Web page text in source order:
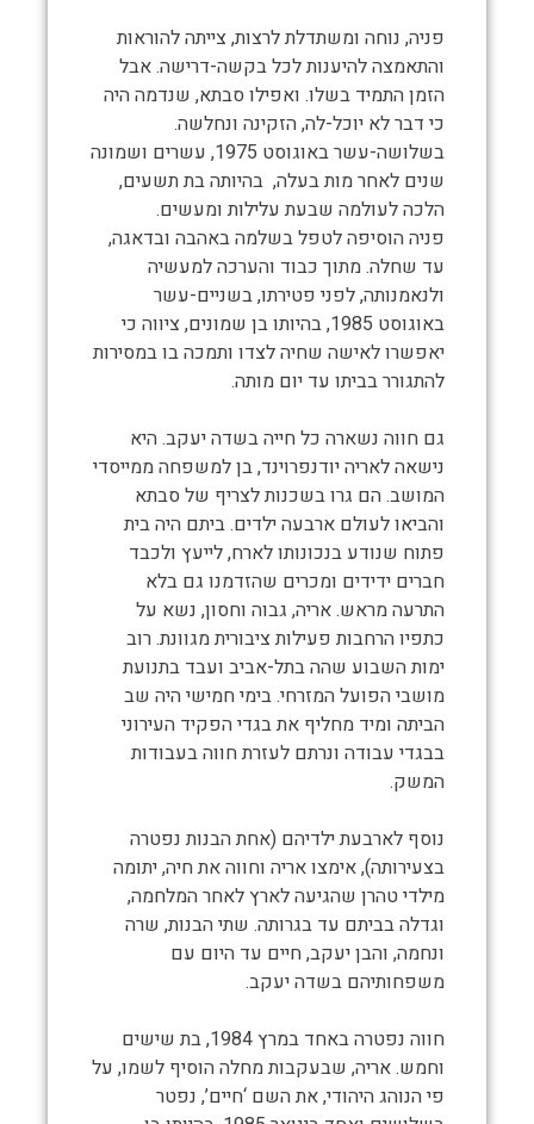
פניה, נוחה ומשתדלת לרצות, צייתה להוראות
והתאמצה להיענות לכל בקשה-דרישה. אבל
הזמן התמיד בשלו. ואפילו סבתא, שנדמה היה
כי דבר לא יוכל-לה, הזקינה ונחלשה.
בשלושה-עשר באוגוסט 1975, עשרים ושמונה
שנים לאחר מות בעלה, בהיותה בת תשעים,
הלכה לעולמה שבעת עלילות ומעשים.
פניה הוסיפה לטפל בשלמה באהבה ובדאגה,
עד שחלה. מתוך כבוד והערכה למעשיה
ולנאמנותה, לפני פטירתו, בשניים-עשר
באוגוסט 1985, בהיותו בן שמונים, ציווה כי
יאפשרו לאישה שחיה לצדו ותמכה בו במסירות
להתגורר בביתו עד יום מותה.
גם חווה נשארה כל חייה בשדה יעקב. היא
נישאה לאריה יודנפרוינד, בן למשפחה ממייסדי
המושב. הם גרו בשכנות לצריף של סבתא
והביאו לעולם ארבעה ילדים. ביתם היה בית
פתוח שנודע בנכונותו לארח, לייעץ ולכבד
חברים ידידים ומכרים שהזדמנו גם בלא
התרעה מראש. אריה, גבוה וחסון, נשא על
כתפיו הרחבות פעילות ציבורית מגוונת. רוב
ימות השבוע שהה בתל-אביב ועבד בתנועת
מושבי הפועל המזרחי. בימי חמישי היה שב
הביתה ומיד מחליף את בגדי הפקיד העירוני
בבגדי עבודה ונרתם לעזרת חווה בעבודות
המשק.
נוסף לארבעת ילדיהם (אחת הבנות נפטרה
בצעירותה), אימצו אריה וחווה את חיה, יתומה
מילדי טהרן שהגיעה לארץ לאחר המלחמה,
וגדלה בביתם עד בגרותה. שתי הבנות, שרה
ונחמה, והבן יעקב, חיים עד היום עם
משפחותיהם בשדה יעקב.
חווה נפטרה באחד במרץ 1984, בת שישים
וחמש. אריה, שבעקבות מחלה הוסיף לשמו, על
פי הנוהג היהודי, את השם ‘חיים’, נפטר